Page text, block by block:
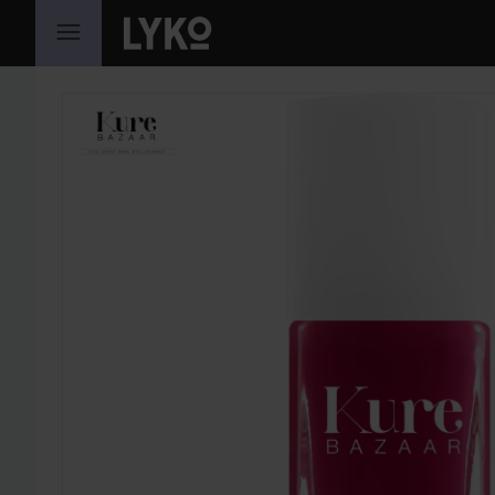
HOPPA TILL INNEHÅLLET
HOPPA ÖVER SEKTIONEN